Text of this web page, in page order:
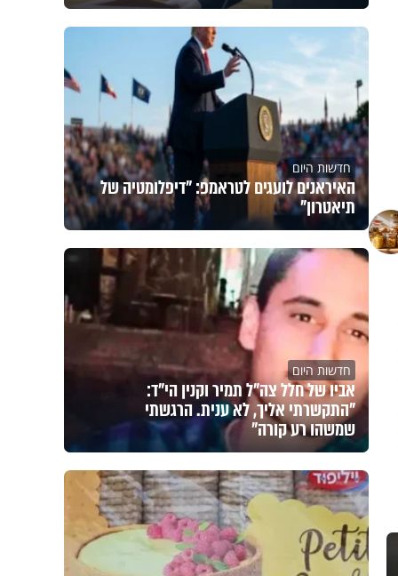
חדשות היום
האיראנים לועגים לטראמפ: "דיפלומטיה של
תיאטרון"
חדשות היום
אביו של חלל צה"ל תמיר וקנין הי"ד:
"התקשרתי אליך, לא ענית. הרגשתי
שמשהו רע קורה"